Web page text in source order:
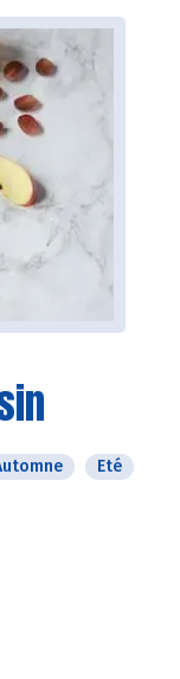
Eté